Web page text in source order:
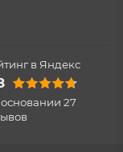
в Яндекс
27